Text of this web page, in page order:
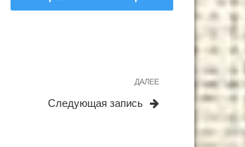
Следующая
запись
ДАЛЕЕ
Следующая запись